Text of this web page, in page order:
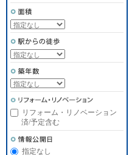
リフォーム・リノベーション
済/予定含む
指定なし